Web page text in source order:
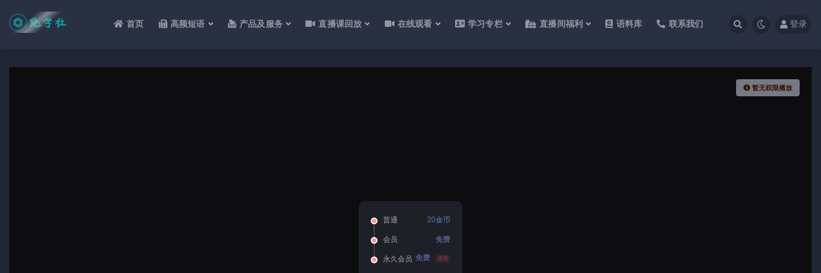
首页 高频短语 产品及服务 直播课回放 在线观看 学习专栏 直播间福利 语料库 联系我们 登录
暂无权限播放
普通 20金币
会员 免费
永久会员 免费 推荐